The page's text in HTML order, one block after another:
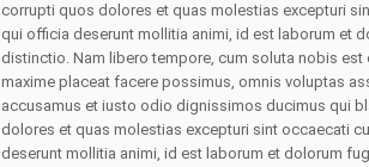
corrupti quos dolores et quas molestias excepturi
qui officia deserunt mollitia animi, id est laborum et
distinctio. Nam libero tempore, cum soluta nobis
maxime placeat facere possimus, omnis voluptas
accusamus et iusto odio dignissimos ducimus qui
dolores et quas molestias excepturi sint occaecati
deserunt mollitia animi, id est laborum et dolorum